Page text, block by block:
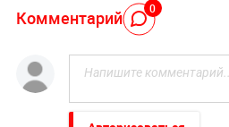
Комментарий 0